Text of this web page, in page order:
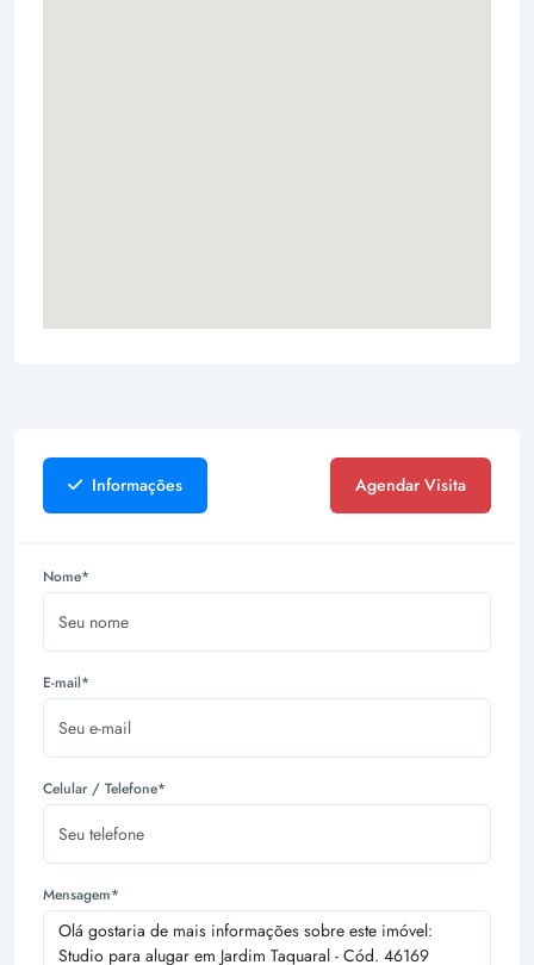
Informações Agendar Visita
Nome*
E-mail*
Celular / Telefone*
Mensagem*